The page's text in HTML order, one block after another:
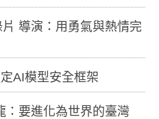
片 導演：用勇氣與熱情完
AI模型安全框架
：要進化為世界的臺灣